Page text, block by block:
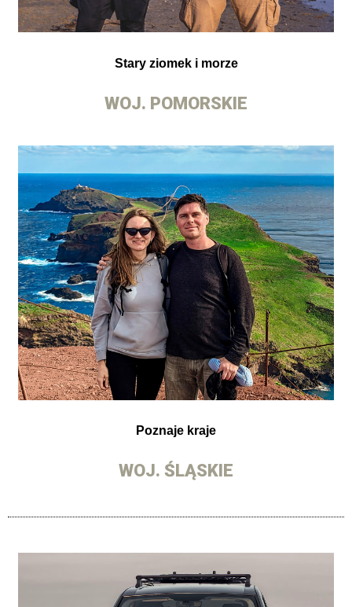
Stary ziomek i morze
WOJ. POMORSKIE
Poznaje kraje
WOJ. ŚLĄSKIE